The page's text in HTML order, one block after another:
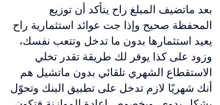
بعد ماتضيف المبلغ راح يتأكد أن توزيع
المحفظة صحيح وإذا جت عوائد استثمارية راح
يعيد استثمارها بدون ما تدخل وتتعب نفسك،
وزود على كذا يوفر لك طريقة تقدر تخلي
الاستقطاع الشهري تلقائي بدون ماتشيل هم
أنك شهريًا لازم تدخل على تطبيق البنك وتحوّل